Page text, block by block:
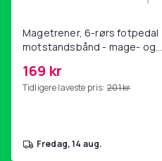
Magetrener, 6-rørs fotpedal
motstandsbånd - mage- og
hjemmegymnastikk Pink
169 kr
Tidligere laveste pris: 201 kr
fredag, 14 aug.